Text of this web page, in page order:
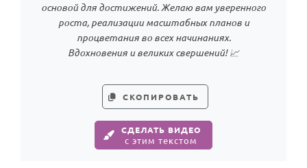
основой для достижений. Желаю вам уверенного
роста, реализации масштабных планов и
процветания во всех начинаниях.
Вдохновения и великих свершений! 📈
СКОПИРОВАТЬ
СДЕЛАТЬ ВИДЕО
с этим текстом